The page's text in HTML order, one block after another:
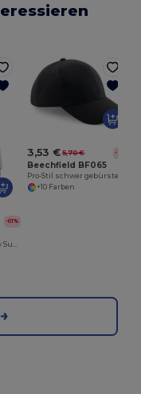
-61%
3,53 € 5,70 € -38%
Beechfield BF065
+10 Farben